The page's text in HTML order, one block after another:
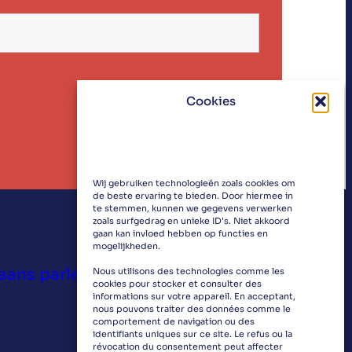
Cookies
Wij gebruiken technologieën zoals cookies om
de beste ervaring te bieden. Door hiermee in
te stemmen, kunnen we gegevens verwerken
zoals surfgedrag en unieke ID's. Niet akkoord
gaan kan invloed hebben op functies en
mogelijkheden.
Nous utilisons des technologies comme les
cookies pour stocker et consulter des
informations sur votre appareil. En acceptant,
nous pouvons traiter des données comme le
comportement de navigation ou des
identifiants uniques sur ce site. Le refus ou la
révocation du consentement peut affecter
parlementslid Victoria